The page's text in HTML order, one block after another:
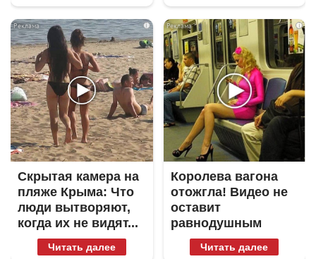
i
Скрытая камера на
пляже Крыма: Что
люди вытворяют,
когда их не видят...
Читать далее
i
Королева вагона
отожгла! Видео не
оставит
равнодушным
Читать далее